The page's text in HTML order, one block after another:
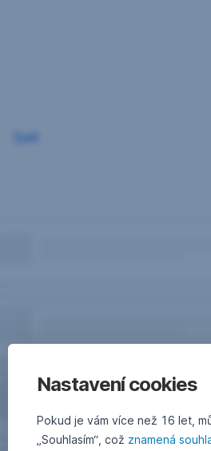
Nastavení cookies
Pokud je vám více než 16 let,
„Souhlasím“, což znamená